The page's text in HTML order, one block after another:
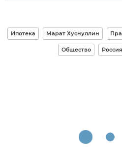
Ипотека Марат Хуснуллин
Общество Россия